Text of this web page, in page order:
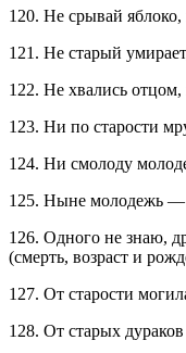
120. Не срывай яблоко,
121. Не старый
122. Не хвались
123. Ни по старости
124. Ни смолоду
125. Ныне молодежь —
126. Одного не знаю,
(смерть, возраст и
127. От старости
128. От старых